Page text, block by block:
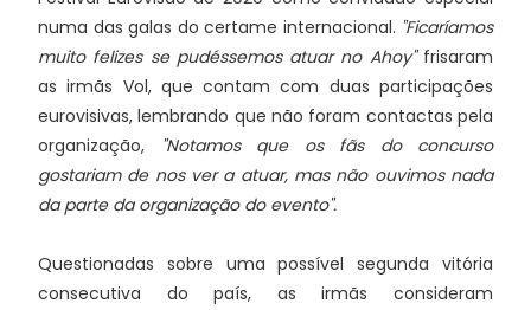
numa das galas do certame internacional. "Ficaríamos
muito felizes se pudéssemos atuar no Ahoy"frisaram
as irmãs Vol, que contam com duas participações
eurovisivas, lembrando que não foram contactas pela
organização,
"Notamos que os fãs do concurso
gostariam de nos ver a atuar, mas não ouvimos nada
da parte da organização do evento".
Questionadas sobre uma possível segunda vitória
consecutiva do país, as irmãs consideram